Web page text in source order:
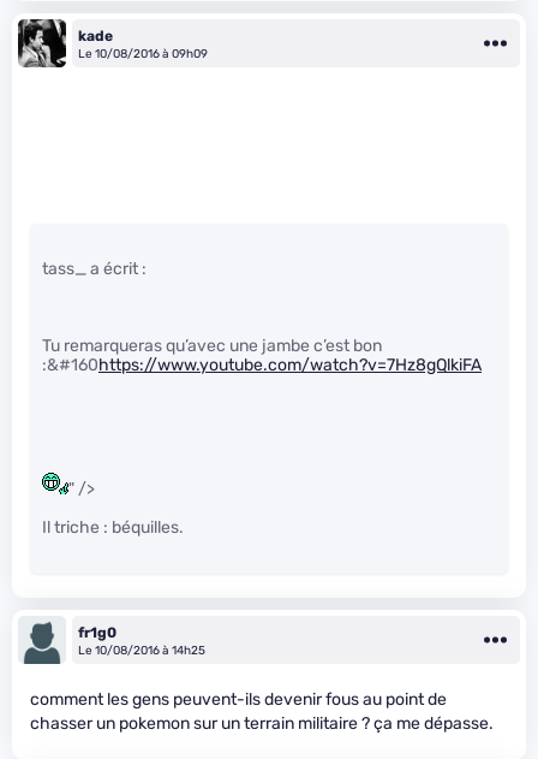
kade
Le 10/08/2016 à 09h09
tass_ a écrit :
Tu remarqueras qu’avec une jambe c’est bon
:&#160https://www.youtube.com/watch?v=7Hz8gQlkiFA
" />
Il triche : béquilles.
fr1g0
Le 10/08/2016 à 14h25
comment les gens peuvent-ils devenir fous au point de
chasser un pokemon sur un terrain militaire ? ça me dépasse.